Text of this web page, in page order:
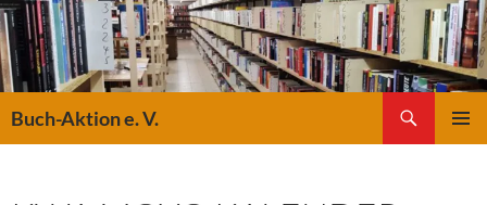
Buch-Aktion e. V.